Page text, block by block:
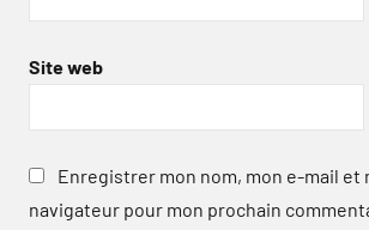
Site web
Enregistrer mon nom, mon e-mail et
navigateur pour mon prochain